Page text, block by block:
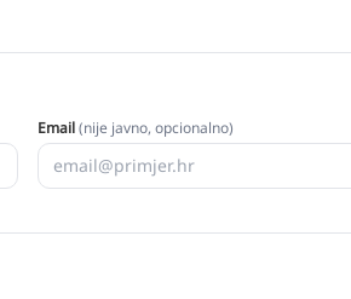
Email(nije javno, opcionalno)